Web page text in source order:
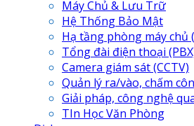
Máy Chủ & Lưu Trữ
Hệ Thống Bảo Mật
Hạ tầng phòng máy chủ
Tổng đài điện thoại
Camera giám sát (CCTV)
Quản lý ra/vào, chấm
Giải pháp, công nghệ
TIn Học Văn Phòng